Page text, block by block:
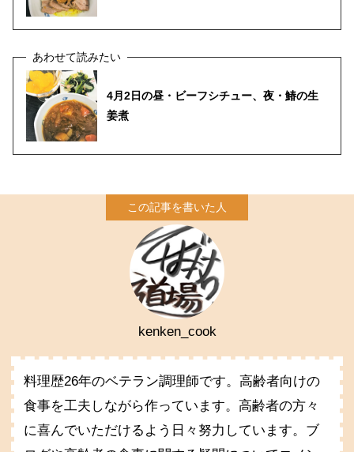
4月2日の昼・ビーフシチュー、夜・鰆の生
姜煮
kenken_cook
料理歴26年のベテラン調理師です。高齢者向けの
食事を工夫しながら作っています。高齢者の方々
に喜んでいただけるよう日々努力しています。ブ